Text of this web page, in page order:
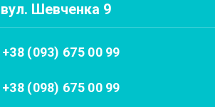
вул. Шевченка 9
+38 (093) 675 00 99
+38 (098) 675 00 99